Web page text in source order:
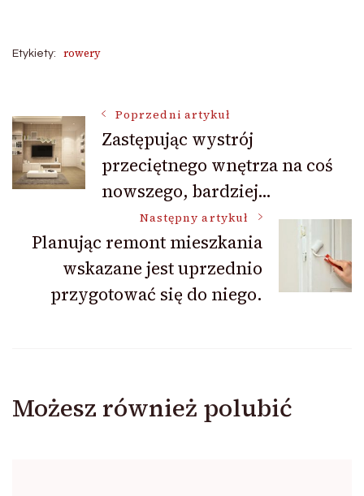
Etykiety: rowery
Nawigacja
wpisu
Poprzedni artykuł
Zastępując wystrój
przeciętnego wnętrza na coś
nowszego, bardziej…
Następny artykuł
Planując remont mieszkania
wskazane jest uprzednio
przygotować się do niego.
Możesz również polubić